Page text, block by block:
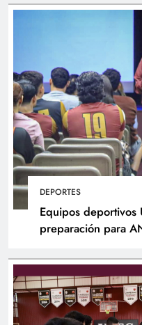
DEPORTES
Equipos deportivos
preparación para